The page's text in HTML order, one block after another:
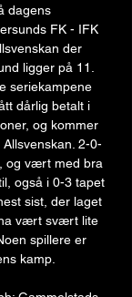
dagens
FK - IFK
der
ligger på 11.
seriekampene
dårlig betalt i
og kommer
2-0-
og vært med bra
også i 0-3 tapet
sist, der laget
vært svært lite
spillere er
kamp.